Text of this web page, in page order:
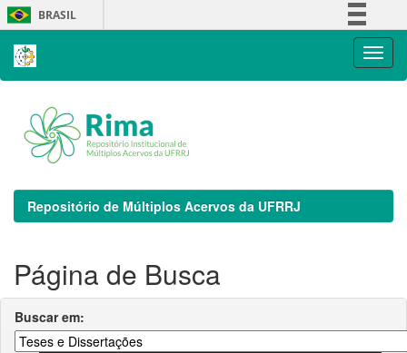
Skip
navigation
BRASIL
Repositório de Múltiplos Acervos da UFRRJ
Página de Busca
Buscar em: